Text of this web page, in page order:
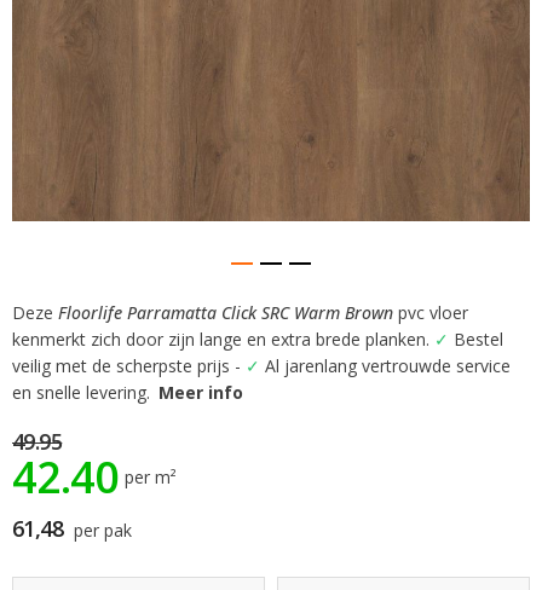
Ga
naar
het
begin
de
afbeeldingen-
gallerij
Deze Floorlife Parramatta Click SRC Warm Brown pvc vloer
kenmerkt zich door zijn lange en extra brede planken. ✓ Bestel
veilig met de scherpste prijs - ✓ Al jarenlang vertrouwde service
en snelle levering. Meer info
49.95
42.40 per m²
61,48 per pak